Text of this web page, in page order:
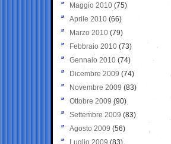
Maggio 2010 (75)
Aprile 2010 (66)
Marzo 2010 (79)
Febbraio 2010 (73)
Gennaio 2010 (74)
Dicembre 2009 (74)
Novembre 2009 (83)
Ottobre 2009 (90)
Settembre 2009 (83)
Agosto 2009 (56)
Luglio 2009 (83)